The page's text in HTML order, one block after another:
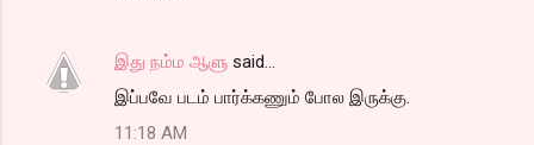
இது நம்ம ஆளு said…
இப்பவே படம் பார்க்கணும் போல இருக்கு.
11:18 AM